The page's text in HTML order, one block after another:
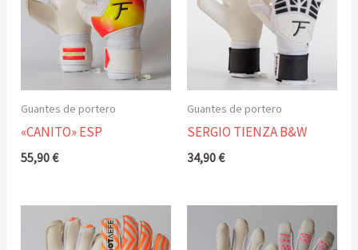
Guantes de portero
«CANITO» ESP
55,90€
Guantes de portero
SERGIO TIENZA B&W
34,90€